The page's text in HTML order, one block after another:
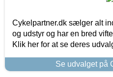
Cykelpartner.dk sælger alt
og udstyr og har en bred
Klik her for at se deres
Se udvalget på